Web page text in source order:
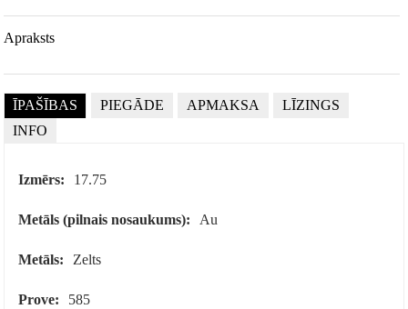
Apraksts
ĪPAŠĪBAS PIEGĀDE APMAKSA
LĪZINGS
INFO
Izmērs: 17.75
Metāls (pilnais nosaukums): Au
Metāls: Zelts
Prove: 585